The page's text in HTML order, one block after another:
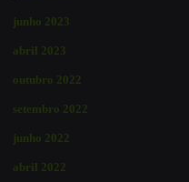
junho 2023
abril 2023
outubro 2022
setembro 2022
junho 2022
abril 2022